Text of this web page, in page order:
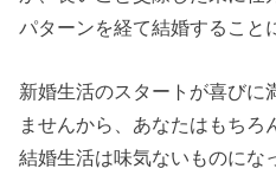
パターンを経て結婚すること
新婚生活のスタートが喜びに
ませんから、あなたはもちろ
結婚生活は味気ないものにな